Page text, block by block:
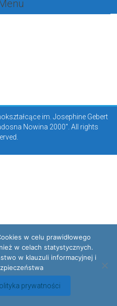
im. Josephine Gebert
Nowina 2000". All rights
w celu prawidłowego
w celach statystycznych.
w klauzuli informacyjnej i
prywatności